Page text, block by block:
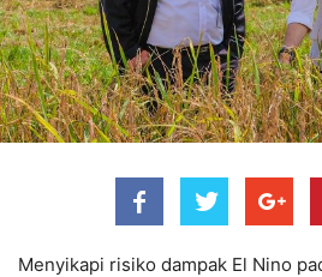
Menyikapi risiko dampak El Nino